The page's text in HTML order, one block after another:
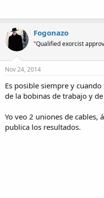
Fogonazo
"Qualified exorcist
Nov 24, 2014
Es posible siempre y
de la bobinas de trabajo y
Yo veo 2 uniones de
publica los resultados.